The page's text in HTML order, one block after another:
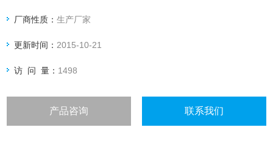
厂商性质：生产厂家
更新时间： 2015-10-21
访 问 量： 1498
产品咨询 联系我们